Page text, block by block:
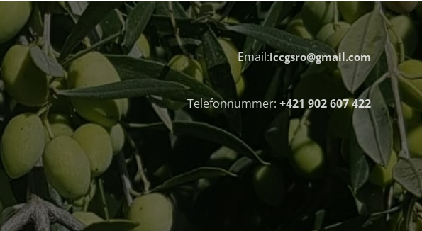
Email:iccgsro@gmail.com
Telefonnummer: +421 902 607 422